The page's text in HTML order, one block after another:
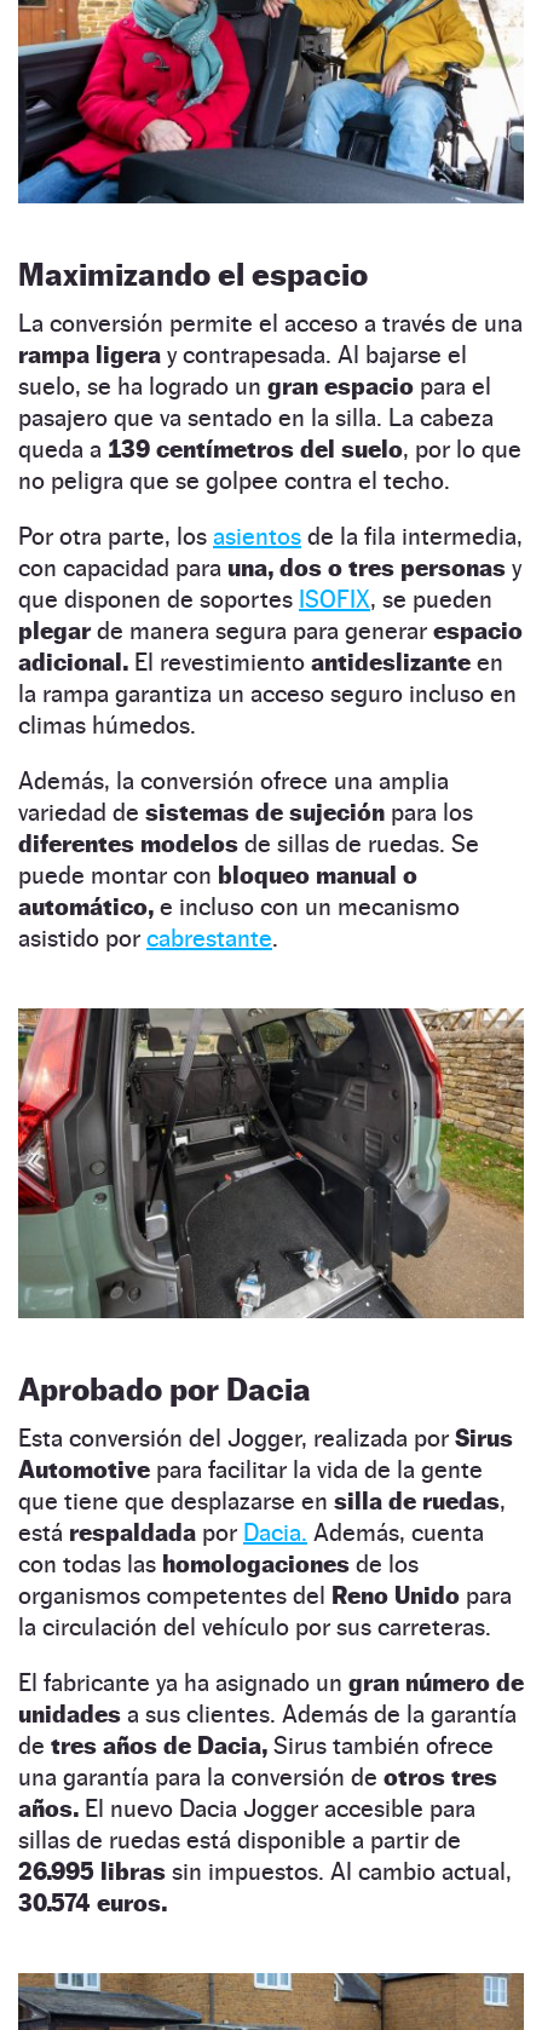
Maximizando el espacio
La conversión permite el acceso a través de una
rampa ligera y contrapesada. Al bajarse el
suelo, se ha logrado un gran espacio para el
pasajero que va sentado en la silla. La cabeza
queda a 139 centímetros del suelo, por lo que
no peligra que se golpee contra el techo.
Por otra parte, los asientos de la fila intermedia,
con capacidad para una, dos o tres personas y
que disponen de soportes ISOFIX, se pueden
plegarde manera segura para generar espacio
adicional. El revestimiento antideslizante en
la rampa garantiza un acceso seguro incluso en
climas húmedos.
Además, la conversión ofrece una amplia
variedad de sistemas de sujeción para los
diferentes modelos de sillas de ruedas. Se
puede montar con bloqueo manual o
automático, e incluso con un mecanismo
asistido por cabrestante.
Aprobado por Dacia
Esta conversión del Jogger, realizada por Sirus
Automotive para facilitar la vida de la gente
que tiene que desplazarse en silla de ruedas,
está respaldada por Dacia. Además, cuenta
con todas las homologaciones de los
organismos competentes del Reno Unido para
la circulación del vehículo por sus carreteras.
El fabricante ya ha asignado un gran número de
unidades a sus clientes. Además de la garantía
de tres años de Dacia, Sirus también ofrece
una garantía para la conversión de otros tres
años. El nuevo Dacia Jogger accesible para
sillas de ruedas está disponible a partir de
26.995 libras sin impuestos. Al cambio actual,
30.574 euros.